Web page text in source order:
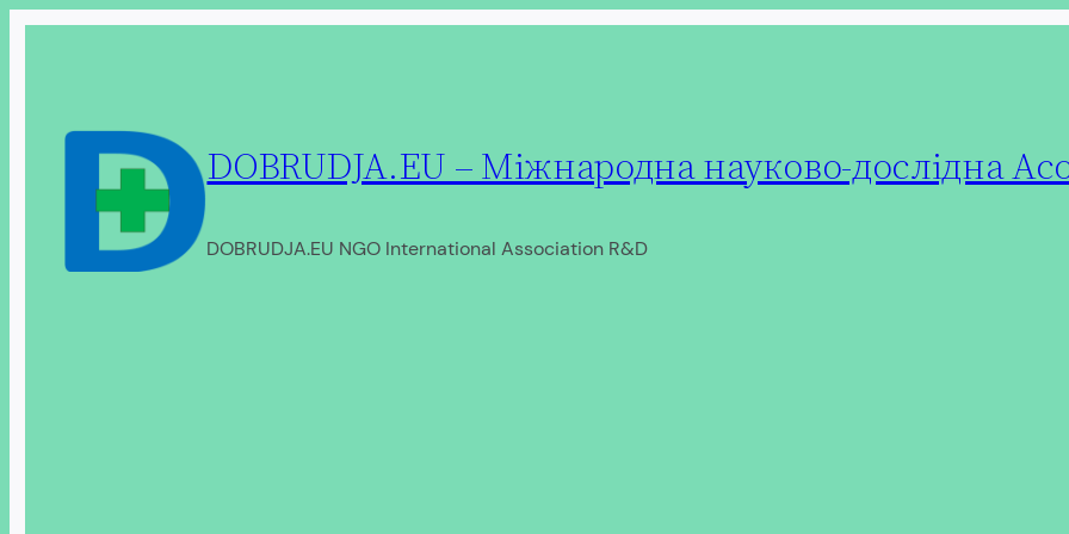
DOBRUDJA.EU – Міжнародна науково-дослідна
DOBRUDJA.EU NGO International Association R&D